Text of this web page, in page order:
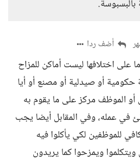
أضف ردا
على اختلافها ليست أماكن للمزاح
أو صيدلية أو مصنع أو أيا
الموظف مركز على ما يقوم به
في عمله، وفي المقابل أيضا يجب
للموظفين لكي يأكلوا فيه
ويمزحوا كما يريدون